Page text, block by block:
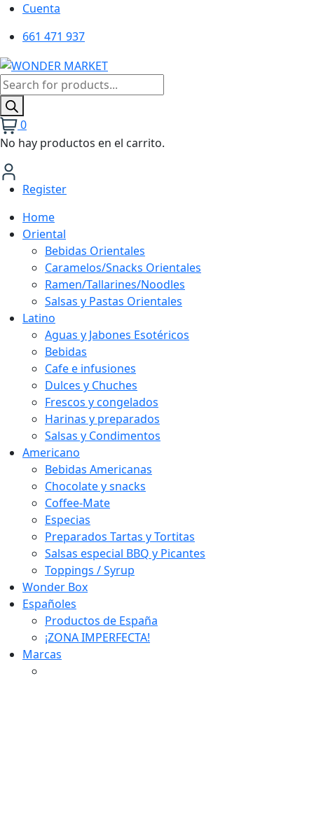
Cuenta
661 471 937
Búsqueda
de
productos
0
No hay productos en el carrito.
Register
Home
Oriental
Bebidas Orientales
Caramelos/Snacks Orientales
Ramen/Tallarines/Noodles
Salsas y Pastas Orientales
Latino
Aguas y Jabones Esotéricos
Bebidas
Cafe e infusiones
Dulces y Chuches
Frescos y congelados
Harinas y preparados
Salsas y Condimentos
Americano
Bebidas Americanas
Chocolate y snacks
Coffee-Mate
Especias
Preparados Tartas y Tortitas
Salsas especial BBQ y Picantes
Toppings / Syrup
Wonder Box
Españoles
Productos de España
¡ZONA IMPERFECTA!
Marcas